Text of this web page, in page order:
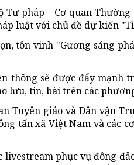
Tư pháp - Cơ quan
luật với chủ đề dự kiến
tôn vinh "Gương sáng
thông sẽ được đẩy
lưu, tin, bài trên các
Tuyên giáo và Dân vận
tấn xã Việt Nam và các
phục vụ đông